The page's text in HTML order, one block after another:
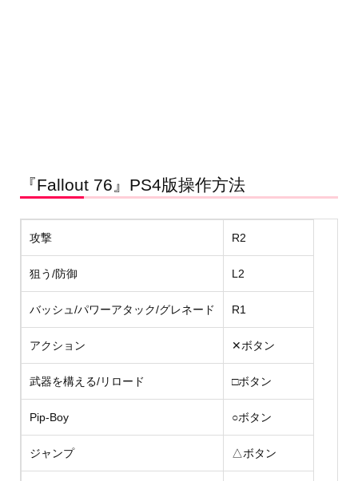
『Fallout 76』PS4版操作方法
攻撃 R2
狙う/防御 L2
バッシュ/パワーアタック/グレネード R1
アクション ✕ボタン
武器を構える/リロード □ボタン
Pip-Boy ○ボタン
ジャンプ △ボタン